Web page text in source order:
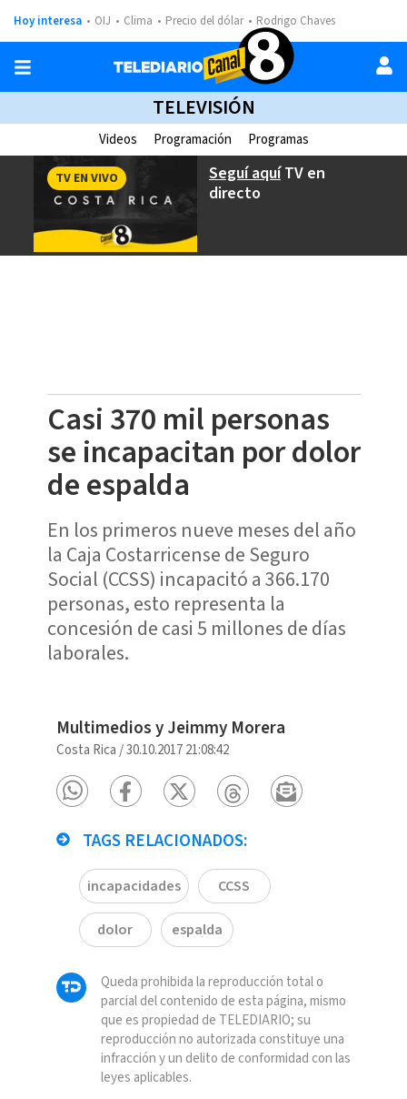
Hoy interesa OIJ Clima Precio del dólar Rodrigo Chaves
TELEVISIÓN
Videos Programación Programas
Seguí aquíTV en
directo
TV EN VIVO
Casi 370 mil personas
se incapacitan por dolor
de espalda
En los primeros nueve meses del año
la Caja Costarricense de Seguro
Social (CCSS) incapacitó a 366.170
personas, esto representa la
concesión de casi 5 millones de días
laborales.
Multimedios y Jeimmy Morera
Costa Rica /30.10.2017 21:08:42
TAGS RELACIONADOS:
incapacidades CCSS
dolor espalda
Queda prohibida la reproducción total o
parcial del contenido de esta página, mismo
que es propiedad de TELEDIARIO; su
reproducción no autorizada constituye una
infracción y un delito de conformidad con las
leyes aplicables.